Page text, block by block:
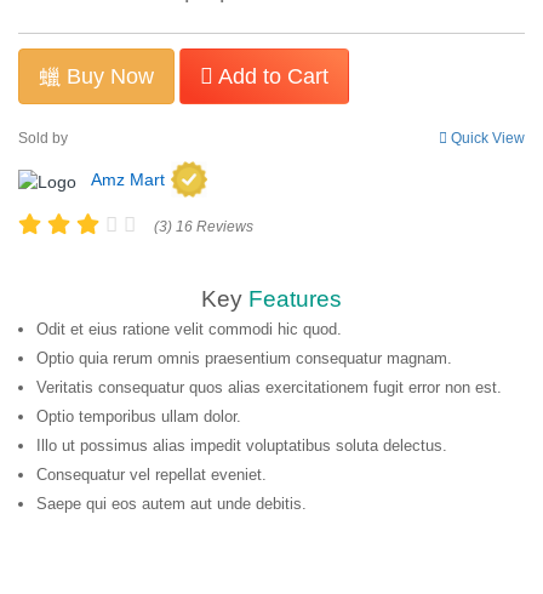
Buy Now Add to Cart
Sold by Quick View
Amz Mart
(3) 16 Reviews
Key Features
Odit et eius ratione velit commodi hic quod.
Optio quia rerum omnis praesentium consequatur magnam.
Veritatis consequatur quos alias exercitationem fugit error non est.
Optio temporibus ullam dolor.
Illo ut possimus alias impedit voluptatibus soluta delectus.
Consequatur vel repellat eveniet.
Saepe qui eos autem aut unde debitis.